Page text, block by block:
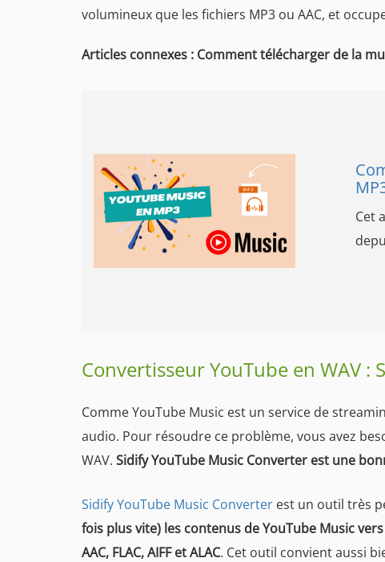
volumineux que les fichiers MP3 ou AAC, et
Articles connexes : Comment télécharger de la
Cet
Convertisseur YouTube en WAV :
Comme YouTube Music est un service de
audio. Pour résoudre ce problème, vous avez
WAV. Sidify YouTube Music Converter est une
Sidify YouTube Music Converter est un outil très
fois plus vite) les contenus de YouTube Music
AAC, FLAC, AIFF et ALAC. Cet outil convient aussi